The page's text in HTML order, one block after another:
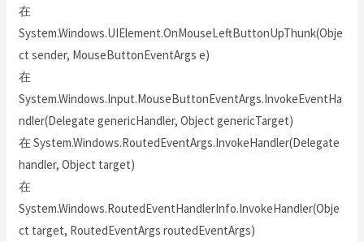
在
System.Windows.UIElement.OnMouseLeftButtonUpThunk(Obje
ct sender, MouseButtonEventArgs e)
在
System.Windows.Input.MouseButtonEventArgs.InvokeEventHa
ndler(Delegate genericHandler, Object genericTarget)
在 System.Windows.RoutedEventArgs.InvokeHandler(Delegate
handler, Object target)
在
System.Windows.RoutedEventHandlerInfo.InvokeHandler(Obje
ct target, RoutedEventArgs routedEventArgs)